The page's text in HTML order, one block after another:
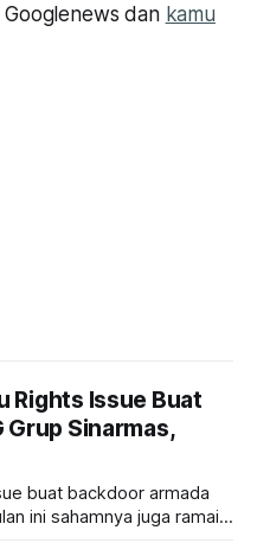
dan kamu
Rights Issue Buat
Grup Sinarmas,
buat backdoor armada
ini sahamnya juga ramai